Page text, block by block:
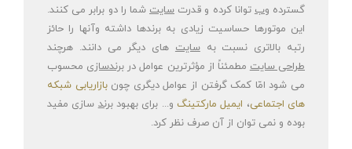
گسترده وب توانا کرده و قدرت سایت شما را دو برابر می کنند.
این موتورها حساسیت زیادی به برندها داشته وآنها را حائز
رتبه بالاتری نسبت بهسایت های دیگر می دانند. هرچند
طراحیسایتمطمئناً از مؤثرترین عوامل در برندسازی محسوب
می شود امّا کمک گرفتن از عوامل دیگری چونبازاریابی شبکه
های اجتماعی، ایمیل مارکتینگ و... برای بهبودبرندسازی مفید
بوده و نمی توان از آن صرف نظر کرد.